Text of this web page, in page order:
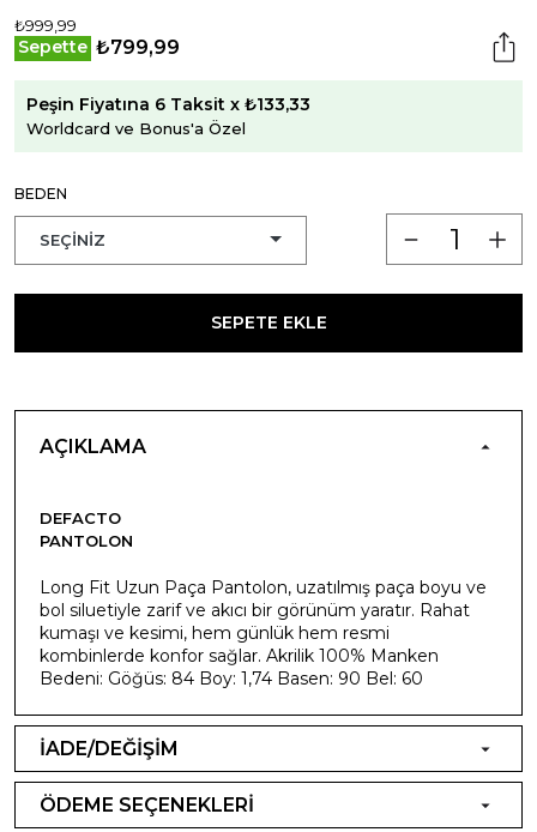
₺999,99
Sepette ₺799,99
Peşin Fiyatına 6 Taksit x ₺133,33
Worldcard ve Bonus'a Özel
BEDEN
SEPETE EKLE
AÇIKLAMA
DEFACTO
PANTOLON
Long Fit Uzun Paça Pantolon, uzatılmış paça boyu ve
bol siluetiyle zarif ve akıcı bir görünüm yaratır. Rahat
kumaşı ve kesimi, hem günlük hem resmi
kombinlerde konfor sağlar. Akrilik 100% Manken
Bedeni: Göğüs: 84 Boy: 1,74 Basen: 90 Bel: 60
İADE/DEĞİŞİM
ÖDEME SEÇENEKLERİ